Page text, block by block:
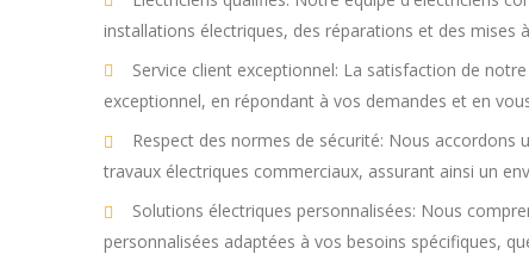
installations électriques, des réparations et des mises
Service client exceptionnel: La satisfaction de
exceptionnel, en répondant à vos demandes et en
Respect des normes de sécurité: Nous
travaux électriques commerciaux, assurant ainsi un
Solutions électriques personnalisées: Nous
personnalisées adaptées à vos besoins spécifiques,